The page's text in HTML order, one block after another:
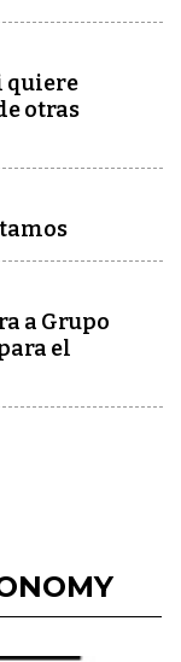
quiere
otras
a Grupo
el